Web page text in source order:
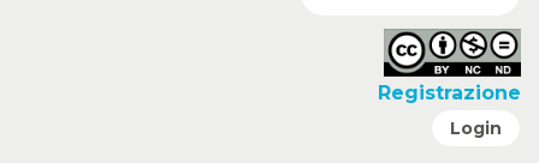
Registrazione
Login